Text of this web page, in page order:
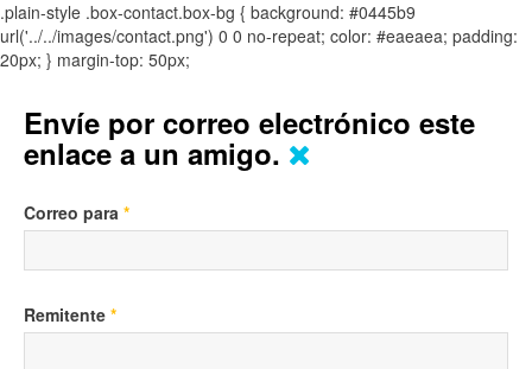
.plain-style .box-contact.box-bg { background: #0445b9
url('../../images/contact.png') 0 0 no-repeat; color: #eaeaea; padding:
20px; } margin-top: 50px;
Envíe por correo electrónico este
enlace a un amigo.
Correo para *
Remitente *